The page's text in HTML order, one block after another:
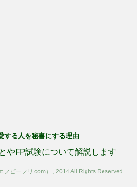
する人を秘書にする理由
やFP試験について解説します
フピーフリ.com） , 2014 All Rights Reserved.